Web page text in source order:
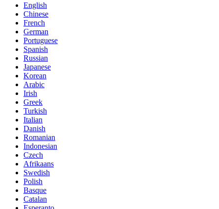
English
Chinese
French
German
Portuguese
Spanish
Russian
Japanese
Korean
Arabic
Irish
Greek
Turkish
Italian
Danish
Romanian
Indonesian
Czech
Afrikaans
Swedish
Polish
Basque
Catalan